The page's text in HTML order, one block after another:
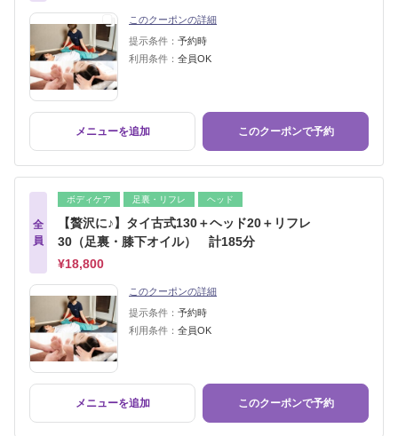
このクーポンの詳細
提示条件： 予約時
利用条件： 全員OK
メニューを追加 このクーポンで予約
全
員
ボディケア 足裏・リフレ ヘッド
【贅沢に♪】タイ古式130＋ヘッド20＋リフレ
30（足裏・膝下オイル） 計185分
¥18,800
このクーポンの詳細
提示条件： 予約時
利用条件： 全員OK
メニューを追加 このクーポンで予約